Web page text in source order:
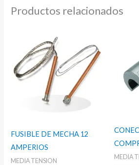
Productos relacionados
FUSIBLE DE MECHA 12
AMPERIOS
MEDIA TENSION
MEDIA